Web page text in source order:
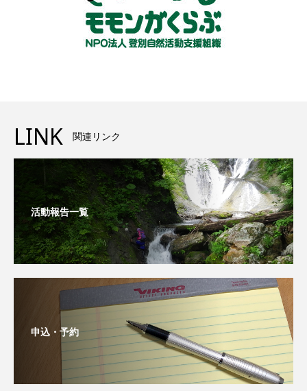
LINK 関連リンク
活動報告一覧
申込・予約